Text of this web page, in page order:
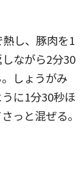
し、豚肉を1
ながら2分30
しょうがみ
に1分30秒ほ
っと混ぜる。